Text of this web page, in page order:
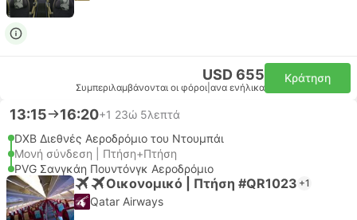
USD 655
Συμπεριλαμβάνονται οι φόροι ανα ενήλικα
Κράτηση
13:15 16:20+1 23ώ 5λεπτά
DXB Διεθνές Αεροδρόμιο του Ντουμπάι
Μονή σύνδεση | Πτήση+Πτήση
PVG Σανγκάη Πουντόνγκ Αεροδρόμιο
Οικονομικό | Πτήση #QR1023 +1
Qatar Airways